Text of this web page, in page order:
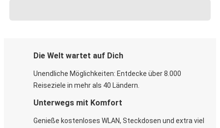
Die Welt wartet auf Dich
Unendliche Möglichkeiten: Entdecke über 8.000
Reiseziele in mehr als 40 Ländern.
Unterwegs mit Komfort
Genieße kostenloses WLAN, Steckdosen und extra viel